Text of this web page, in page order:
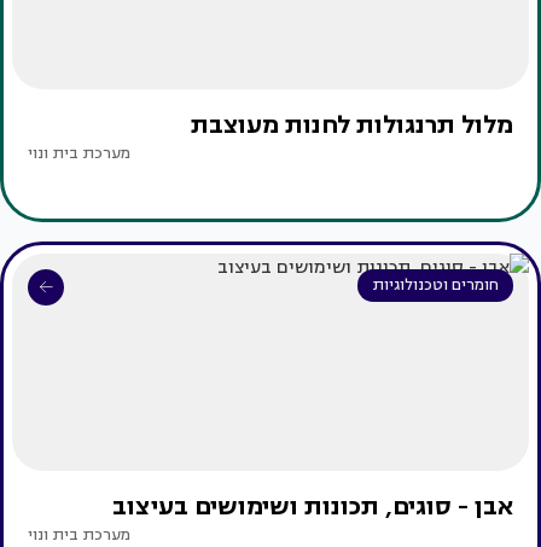
מלול תרנגולות לחנות מעוצבת
מערכת בית ונוי
חומרים וטכנולוגיות
אבן - סוגים, תכונות ושימושים בעיצוב
מערכת בית ונוי